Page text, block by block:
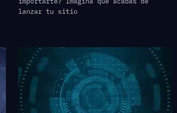
lanzar tu sitio